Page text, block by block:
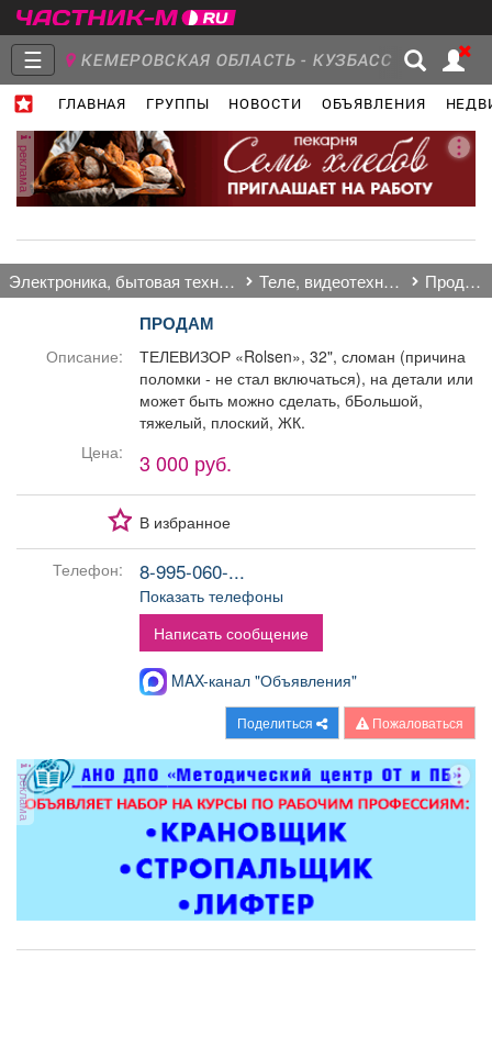
☰ КЕМЕРОВСКАЯ ОБЛАСТЬ - КУЗБАСС
ГЛАВНАЯ ГРУППЫ НОВОСТИ ОБЪЯВЛЕНИЯ
Главная
Группы Новости
Транспорт Компании
Поздравления
Я - пенсионер
реклама
электроника, бытовая техника теле, видеотехника продам
ПРОДАМ
Описание:
ТЕЛЕВИЗОР «Rolsen», 32", сломан (причина
поломки - не стал включаться), на детали или
может быть можно сделать, бБольшой,
тяжелый, плоский, ЖК.
Цена:
3 000 руб.
В избранное
Телефон: 8-995-060-...
Показать телефоны
Написать сообщение
MAX-канал "Объявления"
Поделиться Пожаловаться
реклама